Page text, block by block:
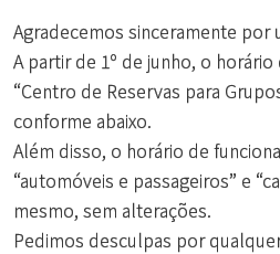
Agradecemos sinceramente por
A partir de 1º de junho, o
“Centro de Reservas para
conforme abaixo.
Além disso, o horário de
“automóveis e passageiros” e
mesmo, sem alterações.
Pedimos desculpas por